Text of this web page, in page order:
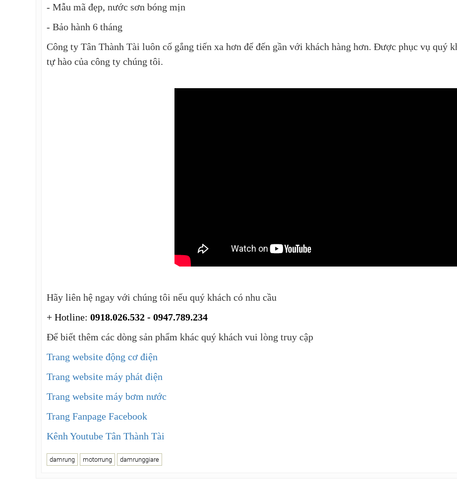
- Mẫu mã đẹp, nước sơn bóng mịn
- Bảo hành 6 tháng
Công ty Tân Thành Tài luôn cố gắng tiến xa hơn để đến gần với khách hàng hơn. Được phục vụ quý
tự hào của công ty chúng tôi.
Hãy liên hệ ngay với chúng tôi nếu quý khách có nhu cầu
+ Hotline: 0918.026.532 - 0947.789.234
Để biết thêm các dòng sản phẩm khác quý khách vui lòng truy cập
Trang website động cơ điện
Trang website máy phát điện
Trang website máy bơm nước
Trang Fanpage Facebook
Kênh Youtube Tân Thành Tài
damrung motorrung damrunggiare